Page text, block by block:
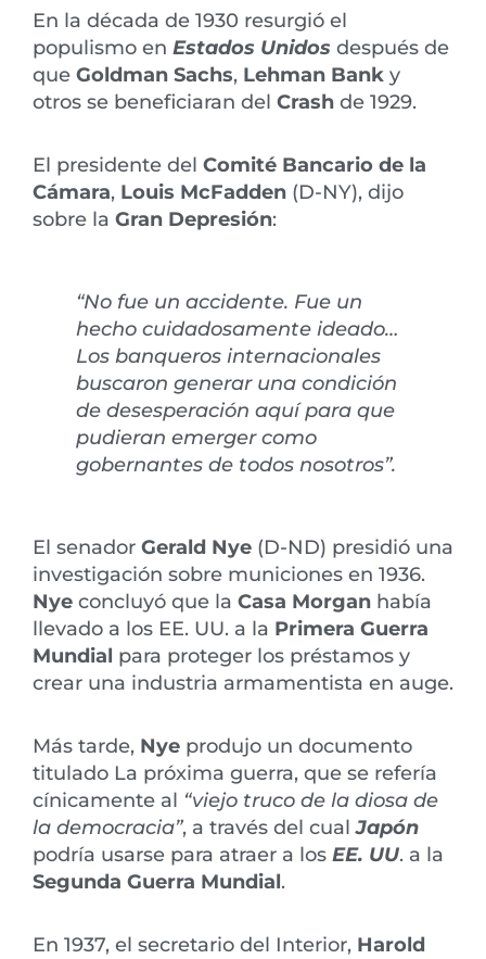
En la década de 1930 resurgió el
populismo en Estados Unidos después de
que Goldman Sachs, Lehman Bank y
otros se beneficiaran del Crash de 1929.
El presidente del Comité Bancario de la
Cámara, Louis McFadden (D-NY), dijo
sobre la Gran Depresión:
“No fue un accidente. Fue un
hecho cuidadosamente ideado…
Los banqueros internacionales
buscaron generar una condición
de desesperación aquí para que
pudieran emerger como
gobernantes de todos nosotros”.
El senador Gerald Nye (D-ND) presidió una
investigación sobre municiones en 1936.
Nye concluyó que la Casa Morgan había
llevado a los EE. UU. a la Primera Guerra
Mundial para proteger los préstamos y
crear una industria armamentista en auge.
Más tarde, Nye produjo un documento
titulado La próxima guerra, que se refería
cínicamente al “viejo truco de la diosa de
la democracia”, a través del cualJapón
podría usarse para atraer a los EE. UU. a la
Segunda Guerra Mundial.
En 1937, el secretario del Interior, Harold